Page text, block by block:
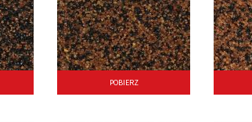
POBIERZ